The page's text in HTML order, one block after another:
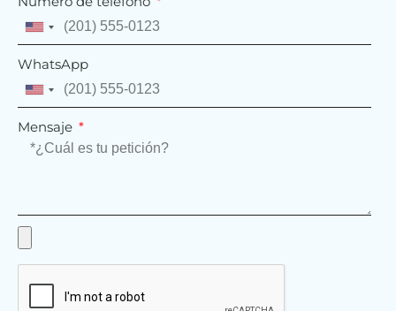
United
States
+1
WhatsApp
United
States
+1
Mensaje